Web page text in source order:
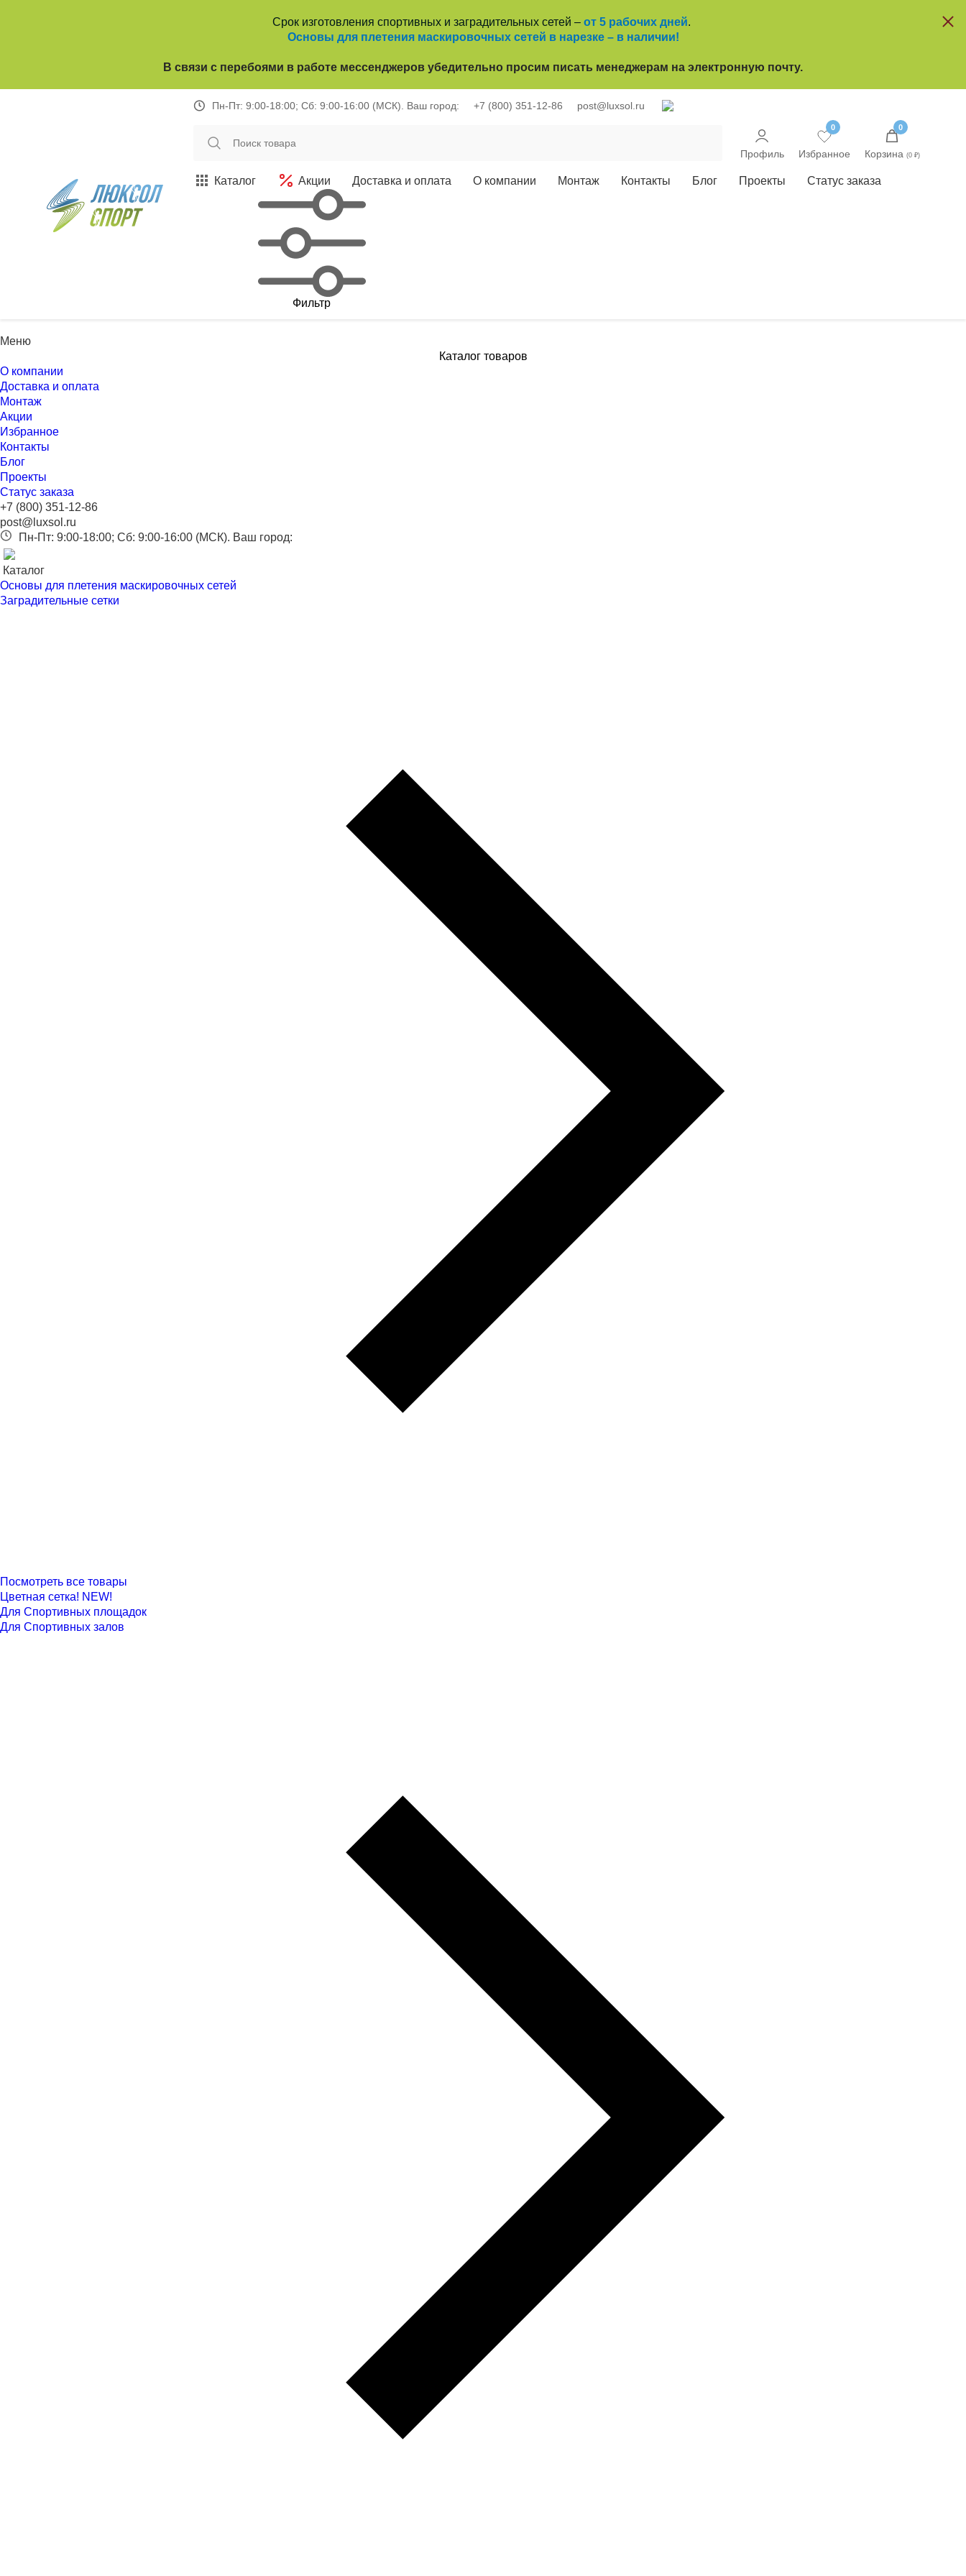
Срок изготовления спортивных и заградительных сетей – от 5 рабочих дней.
Основы для плетения маскировочных сетей в нарезке – в наличии!
В связи с перебоями в работе мессенджеров убедительно просим писать менеджерам на электронную почту.
Пн-Пт: 9:00-18:00; Сб: 9:00-16:00 (МСК). Ваш город: +7 (800) 351-12-86 post@luxsol.ru
Профиль
0
Избранное
0
Корзина (0 ₽)
Каталог Акции Доставка и оплата О компании Монтаж Контакты Блог Проекты Статус заказа
Фильтр
Меню
Каталог товаров
О компании
Доставка и оплата
Монтаж
Акции
Избранное
Контакты
Блог
Проекты
Статус заказа
+7 (800) 351-12-86
post@luxsol.ru
Пн-Пт: 9:00-18:00; Сб: 9:00-16:00 (МСК). Ваш город:
Каталог
Основы для плетения маскировочных сетей
Заградительные сетки
Посмотреть все товары
Цветная сетка! NEW!
Для Спортивных площадок
Для Спортивных залов